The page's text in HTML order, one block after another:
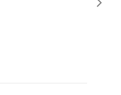
30 июля